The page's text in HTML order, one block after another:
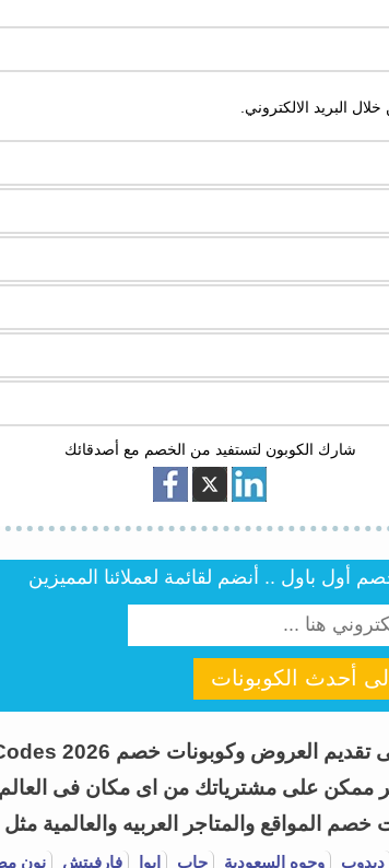
البريد الالكتروني.
علي موقعنا اطلب كوبون لتجد افضل العروض وتحصل
مستمر ، والعروض اليومية والموسمية ديكاتلون
، ولا تستخدم رمز الكود اكثر من مرة .
الذي تريده وتضعه في سلة التسوق، قم بنسخ كوبون خصم
صفحة سلة التسوق قبل صفحة الدفع .
شارك الكوبون لتستفيد من الخصم مع أصدقائك
أول باول .. أنضم لقائمة لعملائنا المميزين
أحدث الكوبونات
ممكن على مشترياتك من اى مكان فى
خصم المواقع والمتاجر العربيه والعالمية مثل
دبدوب وجوه السعودية جاب ايوا فارفيتش نون